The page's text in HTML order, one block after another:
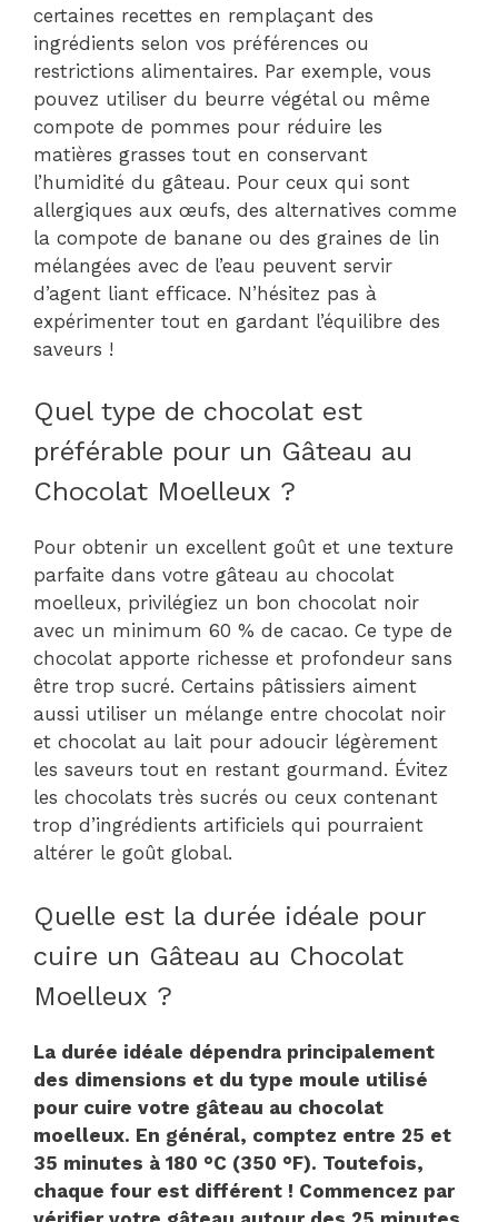
certaines recettes en remplaçant des
ingrédients selon vos préférences ou
restrictions alimentaires. Par exemple, vous
pouvez utiliser du beurre végétal ou même
compote de pommes pour réduire les
matières grasses tout en conservant
l’humidité du gâteau. Pour ceux qui sont
allergiques aux œufs, des alternatives comme
la compote de banane ou des graines de lin
mélangées avec de l’eau peuvent servir
d’agent liant efficace. N’hésitez pas à
expérimenter tout en gardant l’équilibre des
saveurs !
Quel type de chocolat est
préférable pour un Gâteau au
Chocolat Moelleux ?
Pour obtenir un excellent goût et une texture
parfaite dans votre gâteau au chocolat
moelleux, privilégiez un bon chocolat noir
avec un minimum 60 % de cacao. Ce type de
chocolat apporte richesse et profondeur sans
être trop sucré. Certains pâtissiers aiment
aussi utiliser un mélange entre chocolat noir
et chocolat au lait pour adoucir légèrement
les saveurs tout en restant gourmand. Évitez
les chocolats très sucrés ou ceux contenant
trop d’ingrédients artificiels qui pourraient
altérer le goût global.
Quelle est la durée idéale pour
cuire un Gâteau au Chocolat
Moelleux ?
La durée idéale dépendra principalement
des dimensions et du type moule utilisé
pour cuire votre gâteau au chocolat
moelleux. En général, comptez entre 25 et
35 minutes à 180 °C (350 °F). Toutefois,
chaque four est différent ! Commencez par